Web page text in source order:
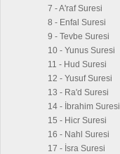
7 - A'raf Suresi
8 - Enfal Suresi
9 - Tevbe Suresi
10 - Yunus Suresi
11 - Hud Suresi
12 - Yusuf Suresi
13 - Ra'd Suresi
14 - İbrahim Suresi
15 - Hicr Suresi
16 - Nahl Suresi
17 - İsra Suresi